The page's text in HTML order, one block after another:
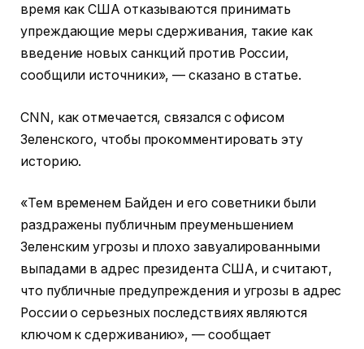
время как США отказываются принимать
упреждающие меры сдерживания, такие как
введение новых санкций против России,
сообщили источники», — сказано в статье.
CNN, как отмечается, связался с офисом
Зеленского, чтобы прокомментировать эту
историю.
«Тем временем Байден и его советники были
раздражены публичным преуменьшением
Зеленским угрозы и плохо завуалированными
выпадами в адрес президента США, и считают,
что публичные предупреждения и угрозы в адрес
России о серьезных последствиях являются
ключом к сдерживанию», — сообщает